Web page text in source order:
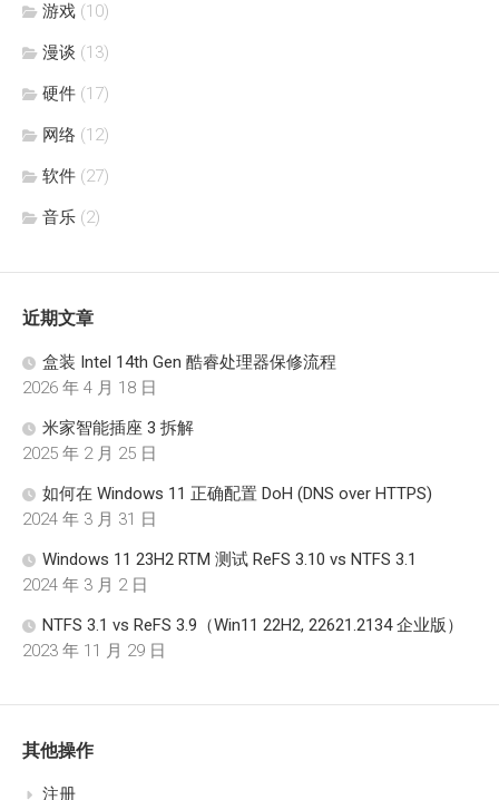
游戏 (10)
漫谈 (13)
硬件 (17)
网络 (12)
软件 (27)
音乐 (2)
近期文章
盒装 Intel 14th Gen 酷睿处理器保修流程
2026 年 4 月 18 日
米家智能插座 3 拆解
2025 年 2 月 25 日
如何在 Windows 11 正确配置 DoH (DNS over HTTPS)
2024 年 3 月 31 日
Windows 11 23H2 RTM 测试 ReFS 3.10 vs NTFS 3.1
2024 年 3 月 2 日
NTFS 3.1 vs ReFS 3.9（Win11 22H2, 22621.2134 企业版）
2023 年 11 月 29 日
其他操作
注册